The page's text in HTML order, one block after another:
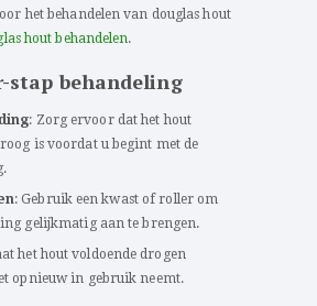
het behandelen van douglas hout
hout behandelen.
stap behandeling
: Zorg ervoor dat het hout
is voordat u begint met de
: Gebruik een kwast of roller om
gelijkmatig aan te brengen.
het hout voldoende drogen
opnieuw in gebruik neemt.